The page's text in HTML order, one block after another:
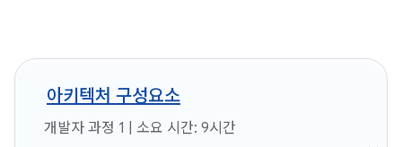
아키텍처 구성요소
개발자 과정 1 | 소요 시간: 9시간